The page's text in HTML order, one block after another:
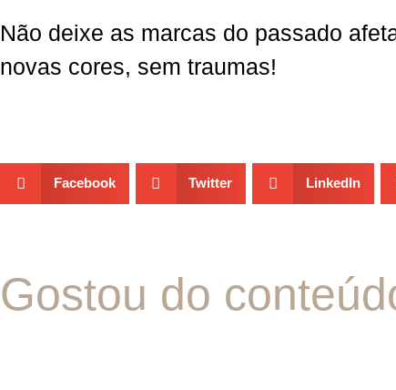
Não deixe as marcas do passado
novas cores, sem traumas!
Facebook Twitter LinkedIn
Gostou do